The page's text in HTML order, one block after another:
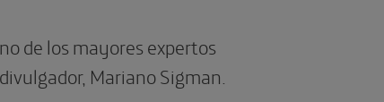
de los mayores expertos
Mariano Sigman.